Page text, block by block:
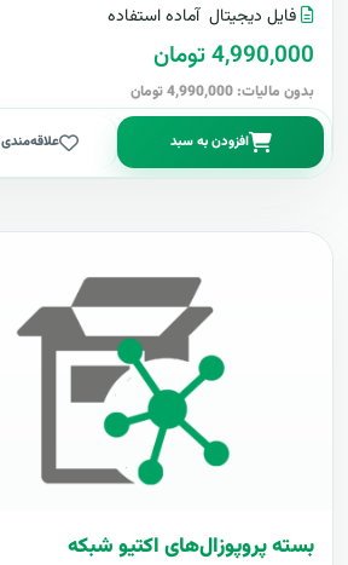
فایل دیجیتال آماده استفاده
4,990,000 تومان
بدون مالیات: 4,990,000 تومان
افزودن به سبد علاقه‌مندی
بسته پروپوزال‌های اکتیو شبکه